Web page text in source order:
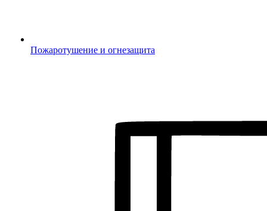
Пожаротушение и огнезащита